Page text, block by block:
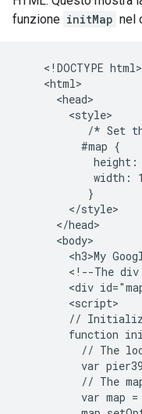
funzione initMap nel
    <!DOCTYPE html>
    <html>
      <head>
        <style>
/* Set
          #map {
width:
           }
        </style>
      </head>
      <body>
<h3>My
<!--The
<div
        <script>
//
function
// The
var
// The
var map